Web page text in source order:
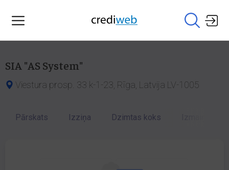
SIA "AS System"
Viestura prosp. 33 k-1-23, Rīga, Latvija LV-1005
Pārskats Izziņa Dzimtas koks